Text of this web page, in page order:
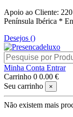
Apoio ao Cliente:
Península Ibérica *
Desejos ()
Minha Conta Entrar
Carrinho 0 0.00 €
Seu carrinho
×
Não existem mais